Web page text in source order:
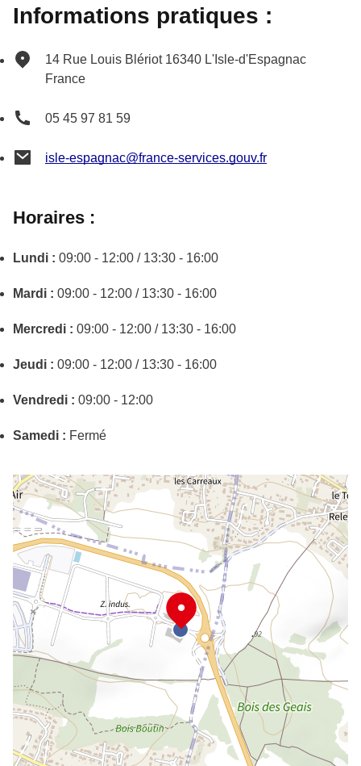
Informations pratiques :
14 Rue Louis Blériot 16340 L'Isle-d'Espagnac
France
05 45 97 81 59
isle-espagnac@france-services.gouv.fr
Horaires :
Lundi : 09:00 - 12:00 / 13:30 - 16:00
Mardi : 09:00 - 12:00 / 13:30 - 16:00
Mercredi : 09:00 - 12:00 / 13:30 - 16:00
Jeudi : 09:00 - 12:00 / 13:30 - 16:00
Vendredi : 09:00 - 12:00
Samedi : Fermé